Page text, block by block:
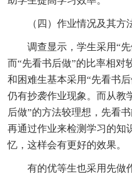
（四）作业情况及其方
调查显示，学生采用“先
而“先看书后做”的比率相对
和困难生基本采用“先看书
仍有抄袭作业现象。而从教
后做”的方法较理想，先看
再通过作业来检测学习的知
忆，这样会有更好的效果。
有的优等生也采用先做